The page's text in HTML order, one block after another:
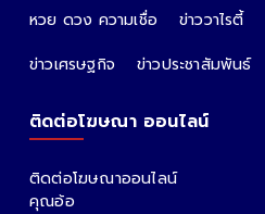
หวย ดวง ความเชื่อ
ข่าววาไรตี้
ข่าวเศรษฐกิจ
ข่าวประชาสัมพันธ์
ติดต่อโฆษณา ออนไลน์
ติดต่อโฆษณาออนไลน์
คุณอ้อ